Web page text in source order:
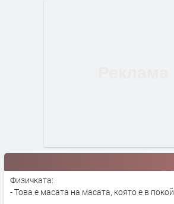
Физичката:
- Това е масата на масата, която е в покой.